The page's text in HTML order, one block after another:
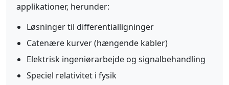
applikationer, herunder:
Løsninger til differentialligninger
Catenære kurver (hængende kabler)
Elektrisk ingeniørarbejde og signalbehandling
Speciel relativitet i fysik